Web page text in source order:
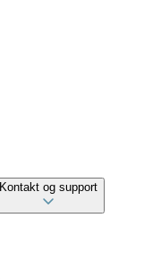
Kontakt og support